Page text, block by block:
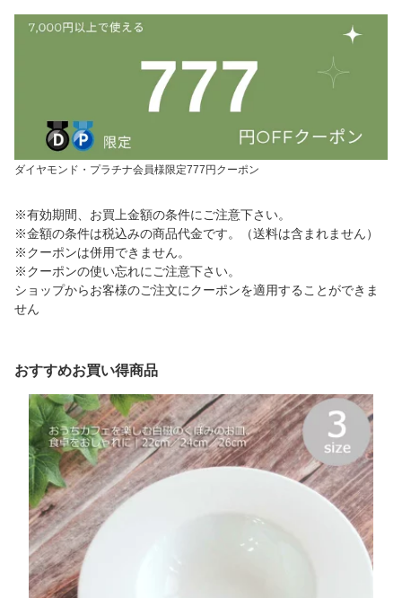
ダイヤモンド・プラチナ会員様限定777円クーポン
※有効期間、お買上金額の条件にご注意下さい。
※金額の条件は税込みの商品代金です。（送料は含まれません）
※クーポンは併用できません。
※クーポンの使い忘れにご注意下さい。
ショップからお客様のご注文にクーポンを適用することができま
せん
おすすめお買い得商品